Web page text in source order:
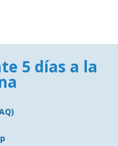
5 días a la